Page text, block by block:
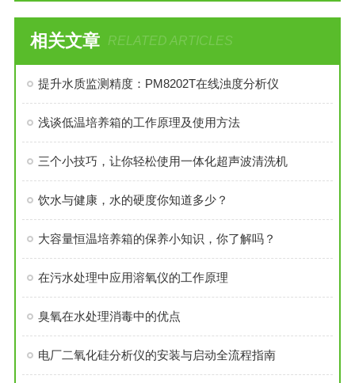
相关文章 RELATED ARTICLES
提升水质监测精度：PM8202T在线浊度分析仪
浅谈低温培养箱的工作原理及使用方法
三个小技巧，让你轻松使用一体化超声波清洗机
饮水与健康，水的硬度你知道多少？
大容量恒温培养箱的保养小知识，你了解吗？
在污水处理中应用溶氧仪的工作原理
臭氧在水处理消毒中的优点
电厂二氧化硅分析仪的安装与启动全流程指南